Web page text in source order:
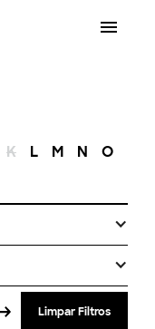
K L M N O
Limpar Filtros